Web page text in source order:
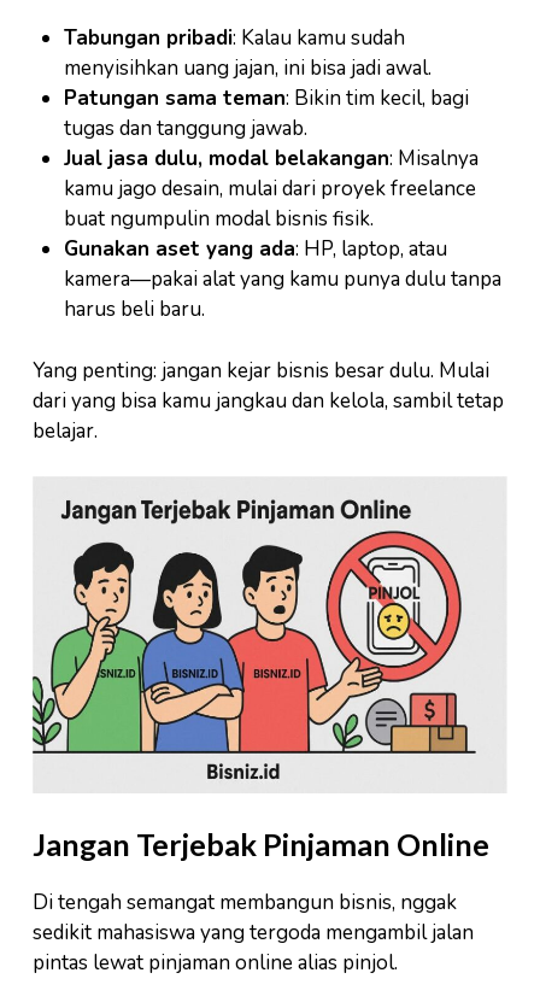
Tabungan pribadi: Kalau kamu sudah
menyisihkan uang jajan, ini bisa jadi awal.
Patungan sama teman: Bikin tim kecil, bagi
tugas dan tanggung jawab.
Jual jasa dulu, modal belakangan: Misalnya
kamu jago desain, mulai dari proyek freelance
buat ngumpulin modal bisnis fisik.
Gunakan aset yang ada: HP, laptop, atau
kamera—pakai alat yang kamu punya dulu tanpa
harus beli baru.
Yang penting: jangan kejar bisnis besar dulu. Mulai
dari yang bisa kamu jangkau dan kelola, sambil tetap
belajar.
Jangan Terjebak Pinjaman Online
Di tengah semangat membangun bisnis, nggak
sedikit mahasiswa yang tergoda mengambil jalan
pintas lewat pinjaman online alias pinjol.